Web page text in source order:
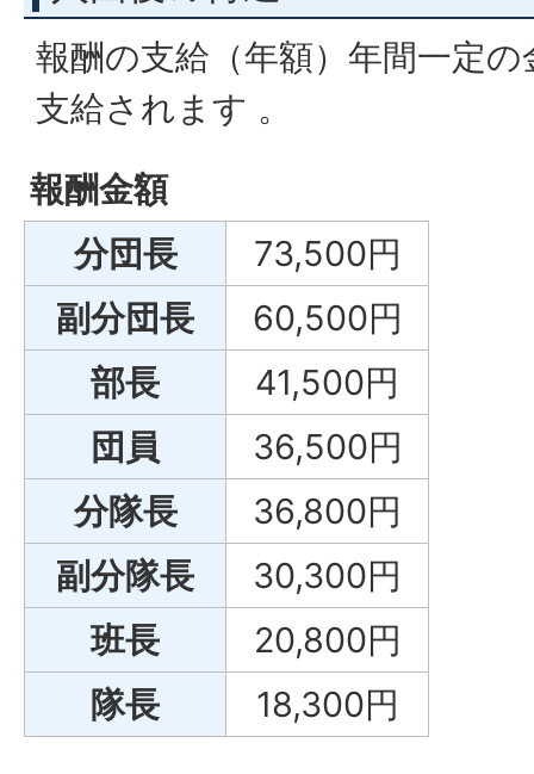
報酬の支給（年額）年間一定
支給されます 。
報酬金額
分団長
73,500円
副分団長
60,500円
部長
41,500円
団員
36,500円
分隊長
36,800円
副分隊長
30,300円
班長
20,800円
隊長
18,300円